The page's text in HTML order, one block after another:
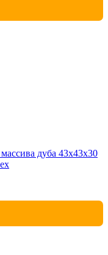
дуба 43х43х30